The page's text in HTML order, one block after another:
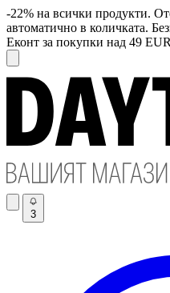
-22% на всички продукти.
автоматично в количката.
Еконт за покупки над 49
3